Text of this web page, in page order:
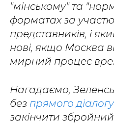
"мінському" та
форматах за
представників, і
нові, якщо Москва
мирний процес
Нагадаємо,
без прямого діалогу
закінчити